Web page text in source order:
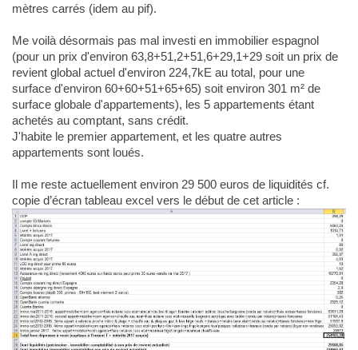
mètres carrés (idem au pif).
Me voilà désormais pas mal investi en immobilier espagnol
(pour un prix d'environ 63,8+51,2+51,6+29,1+29 soit un prix de
revient global actuel d'environ 224,7kE au total, pour une
surface d'environ 60+60+51+65+65) soit environ 301 m² de
surface globale d'appartements), les 5 appartements étant
achetés au comptant, sans crédit.
J'habite le premier appartement, et les quatre autres
appartements sont loués.
Il me reste actuellement environ 29 500 euros de liquidités cf.
copie d’écran tableau excel vers le début de cet article :